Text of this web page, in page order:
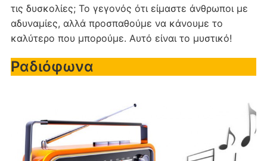
τις δυσκολίες; Το γεγονός ότι είμαστε άνθρωποι με
αδυναμίες, αλλά προσπαθούμε να κάνουμε το
καλύτερο που μπορούμε. Αυτό είναι το μυστικό!
Ραδιόφωνα